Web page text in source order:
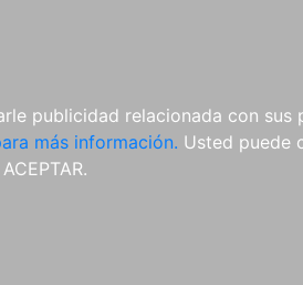
publicidad relacionada con
más información. Usted puede
CDS Y
DVDS
MATERIAL
COMPLEMENTARIO